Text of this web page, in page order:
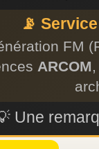
📡
FM
ARCOM
Une